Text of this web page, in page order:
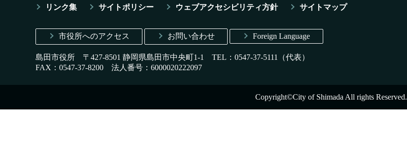
リンク集 サイトポリシー ウェブアクセシビリティ方針 サイトマップ
市役所へのアクセス お問い合わせ Foreign Language
島田市役所 〒427-8501 静岡県島田市中央町1-1 TEL：0547-37-5111（代表）
FAX：0547-37-8200 法人番号：6000020222097
Copyright©City of Shimada All rights Reserved.